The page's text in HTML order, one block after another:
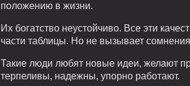
положению в жизни.
Их богатство неустойчиво. Все эти
части таблицы. Но не вызывает сомнения
Такие люди любят новые идеи, желают
терпеливы, надежны, упорно работают.